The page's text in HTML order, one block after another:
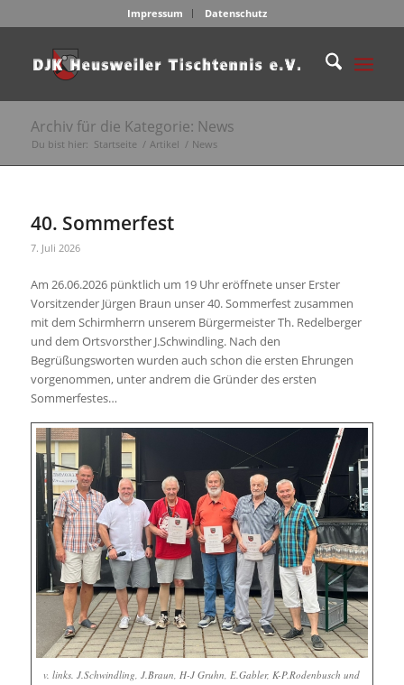
Impressum Datenschutz
Archiv für die Kategorie: News
Du bist hier: Startseite / Artikel / News
40. Sommerfest
7. Juli 2026
Am 26.06.2026 pünktlich um 19 Uhr eröffnete unser Erster
Vorsitzender Jürgen Braun unser 40. Sommerfest zusammen
mit dem Schirmherrn unserem Bürgermeister Th. Redelberger
und dem Ortsvorsther J.Schwindling. Nach den
Begrüßungsworten wurden auch schon die ersten Ehrungen
vorgenommen, unter andrem die Gründer des ersten
Sommerfestes…
v. links. J.Schwindling, J.Braun, H-J Gruhn, E.Gabler, K-P.Rodenbusch und